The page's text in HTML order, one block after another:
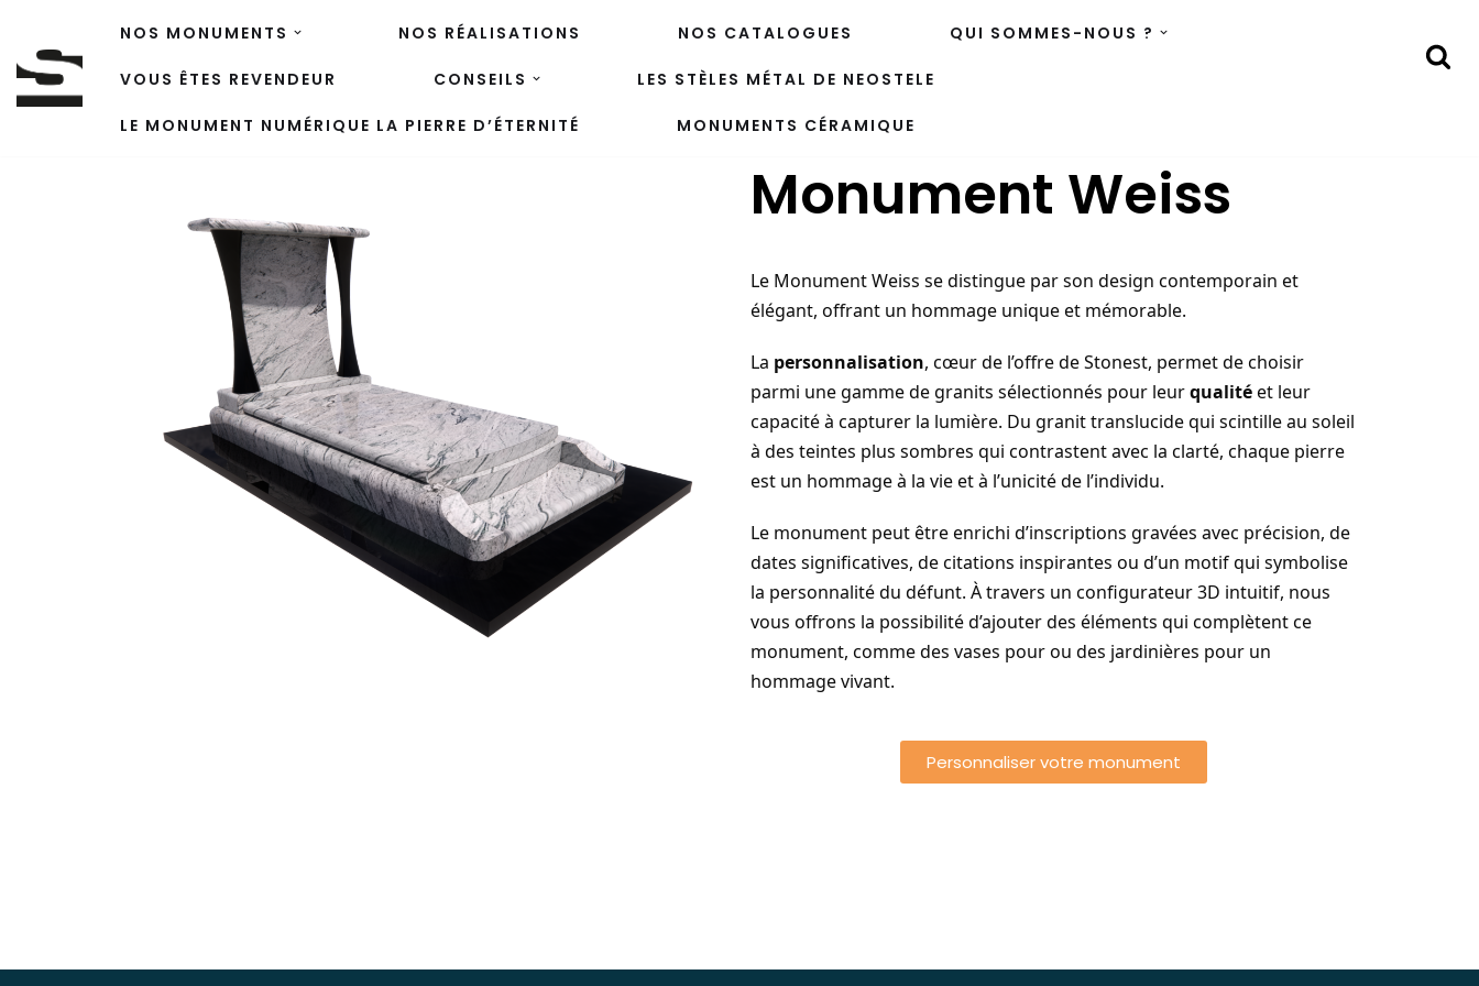
Aller
au
NOS MONUMENTS NOS RÉALISATIONS NOS CATALOGUES QUI SOMMES-NOUS ?
VOUS ÊTES REVENDEUR CONSEILS LES STÈLES MÉTAL DE NEOSTELE
LE MONUMENT NUMÉRIQUE LA PIERRE D’ÉTERNITÉ MONUMENTS CÉRAMIQUE
Monument Weiss
Le Monument Weiss se distingue par son design contemporain et
élégant, offrant un hommage unique et mémorable.
La personnalisation, cœur de l’offre de Stonest, permet de choisir
parmi une gamme de granits sélectionnés pour leurqualitéet leur
capacité à capturer la lumière. Du granit translucide qui scintille au soleil
à des teintes plus sombres qui contrastent avec la clarté, chaque pierre
est un hommage à la vie et à l’unicité de l’individu.
Le monument peut être enrichi d’inscriptions gravées avec précision, de
dates significatives, de citations inspirantes ou d’un motif qui symbolise
la personnalité du défunt. À travers un configurateur 3D intuitif, nous
vous offrons la possibilité d’ajouter des éléments qui complètent ce
monument, comme des vases pour ou des jardinières pour un
hommage vivant.
Personnaliser votre monument